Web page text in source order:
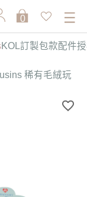
0
KOL訂製包款配件
稀有毛絨玩